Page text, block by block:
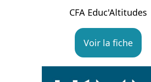
CFA Educ'Altitudes
Voir la fiche